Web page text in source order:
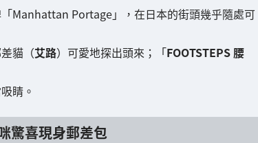
Manhattan Portage」，在日本的街頭幾乎隨處可
貓（艾路）可愛地探出頭來；「FOOTSTEPS 腰
睛。
驚喜現身郵差包